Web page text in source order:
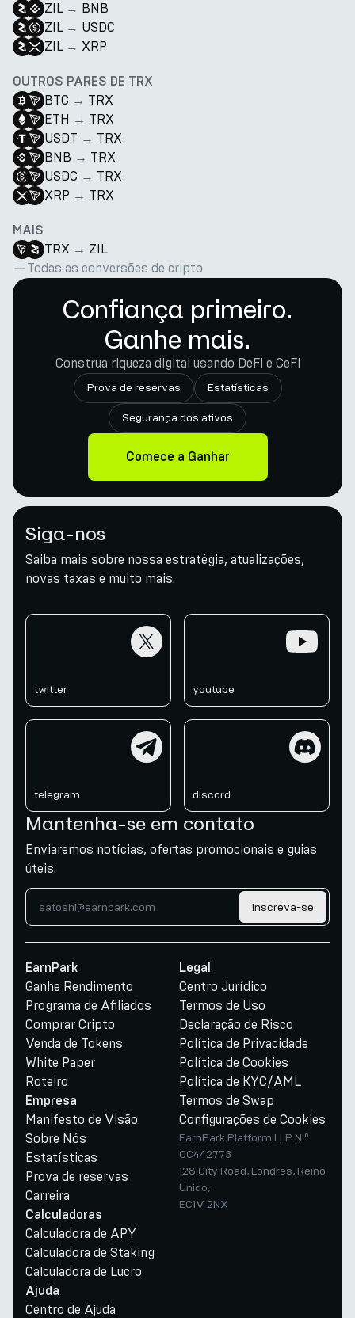
ZIL → BNB
ZIL → USDC
ZIL → XRP
OUTROS PARES DE TRX
BTC → TRX
ETH → TRX
USDT → TRX
BNB → TRX
USDC → TRX
XRP → TRX
MAIS
TRX → ZIL
Todas as conversões de cripto
Confiança primeiro.
Ganhe mais.
Construa riqueza digital usando DeFi e CeFi
Prova de reservas Estatísticas
Segurança dos ativos
Comece a Ganhar
Siga-nos
Saiba mais sobre nossa estratégia, atualizações,
novas taxas e muito mais.
twitter youtube
telegram discord
Mantenha-se em contato
Enviaremos notícias, ofertas promocionais e guias
úteis.
Inscreva-se
EarnPark
Ganhe Rendimento
Programa de Afiliados
Comprar Cripto
Venda de Tokens
White Paper
Roteiro
Empresa
Manifesto de Visão
Sobre Nós
Estatísticas
Prova de reservas
Carreira
Calculadoras
Calculadora de APY
Calculadora de Staking
Calculadora de Lucro
Ajuda
Centro de Ajuda
Legal
Centro Jurídico
Termos de Uso
Declaração de Risco
Política de Privacidade
Política de Cookies
Política de KYC/AML
Termos de Swap
Configurações de Cookies
EarnPark Platform LLP N.º
OC442773
128 City Road, Londres, Reino
Unido,
EC1V 2NX